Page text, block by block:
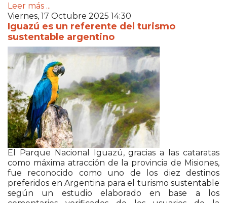
Leer más ...
Viernes, 17 Octubre 2025 14:30
Iguazú es un referente del turismo
sustentable argentino
El Parque Nacional Iguazú, gracias a las cataratas
como máxima atracción de la provincia de Misiones,
fue reconocido como uno de los diez destinos
preferidos en Argentina para el turismo sustentable
según un estudio elaborado en base a los